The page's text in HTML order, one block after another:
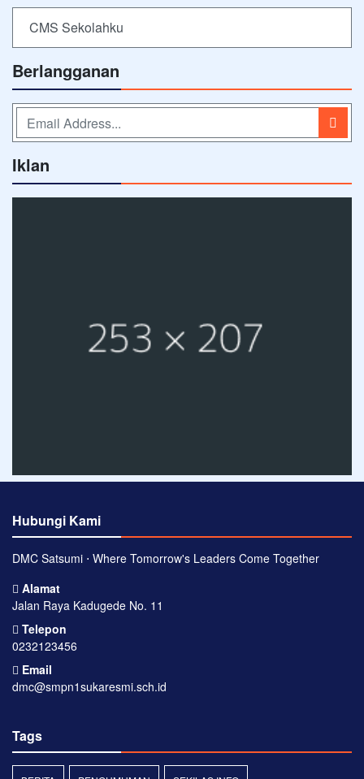
CMS Sekolahku
Berlangganan
Iklan
Hubungi Kami
DMC Satsumi ⋅ Where Tomorrow's Leaders Come Together
Alamat
Jalan Raya Kadugede No. 11
Telepon
0232123456
Email
dmc@smpn1sukaresmi.sch.id
Tags